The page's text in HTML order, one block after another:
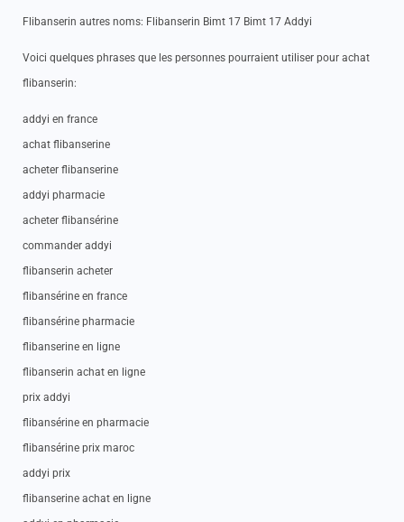
Flibanserin autres noms: Flibanserin Bimt 17 Bimt 17 Addyi
Voici quelques phrases que les personnes pourraient utiliser pour achat
flibanserin:
addyi en france
achat flibanserine
acheter flibanserine
addyi pharmacie
acheter flibansérine
commander addyi
flibanserin acheter
flibansérine en france
flibansérine pharmacie
flibanserine en ligne
flibanserin achat en ligne
prix addyi
flibansérine en pharmacie
flibansérine prix maroc
addyi prix
flibanserine achat en ligne